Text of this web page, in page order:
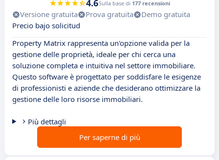
4.6Sulla base di 177 recensioni
Versione gratuita Prova gratuita
Demo gratuita
Precio bajo solicitud
Property Matrix rappresenta un'opzione valida per la
gestione delle proprietà, ideale per chi cerca una
soluzione completa e intuitiva nel settore immobiliare.
Questo software è progettato per soddisfare le esigenze
di professionisti e aziende che desiderano ottimizzare la
gestione delle loro risorse immobiliari.
Più dettagli
Per saperne di più